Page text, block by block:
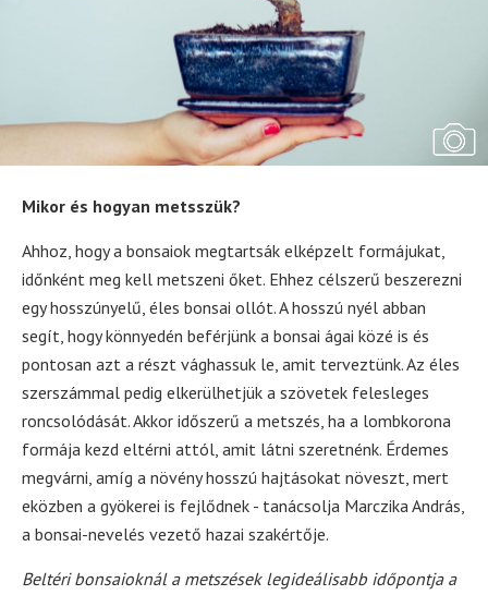
Mikor és hogyan metsszük?
Ahhoz, hogy a bonsaiok megtartsák elképzelt formájukat,
időnként meg kell metszeni őket. Ehhez célszerű beszerezni
egy hosszúnyelű, éles bonsai ollót. A hosszú nyél abban
segít, hogy könnyedén beférjünk a bonsai ágai közé is és
pontosan azt a részt vághassuk le, amit terveztünk. Az éles
szerszámmal pedig elkerülhetjük a szövetek felesleges
roncsolódását. Akkor időszerű a metszés, ha a lombkorona
formája kezd eltérni attól, amit látni szeretnénk. Érdemes
megvárni, amíg a növény hosszú hajtásokat növeszt, mert
eközben a gyökerei is fejlődnek - tanácsolja Marczika András,
a bonsai-nevelés vezető hazai szakértője.
Beltéri bonsaioknál a metszések legideálisabb időpontja a